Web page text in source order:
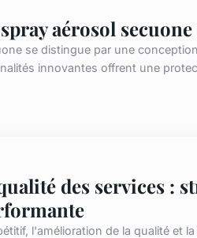
aérosol
se distingue par une
innovantes offrent une
des services :
l'amélioration de la qualité et